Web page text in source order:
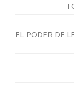
EL PODER DE